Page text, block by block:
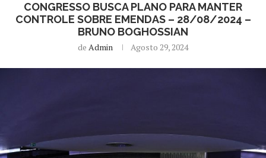
CONGRESSO BUSCA PLANO PARA MANTER
CONTROLE SOBRE EMENDAS – 28/08/2024 –
BRUNO BOGHOSSIAN
de Admin Agosto 29, 2024